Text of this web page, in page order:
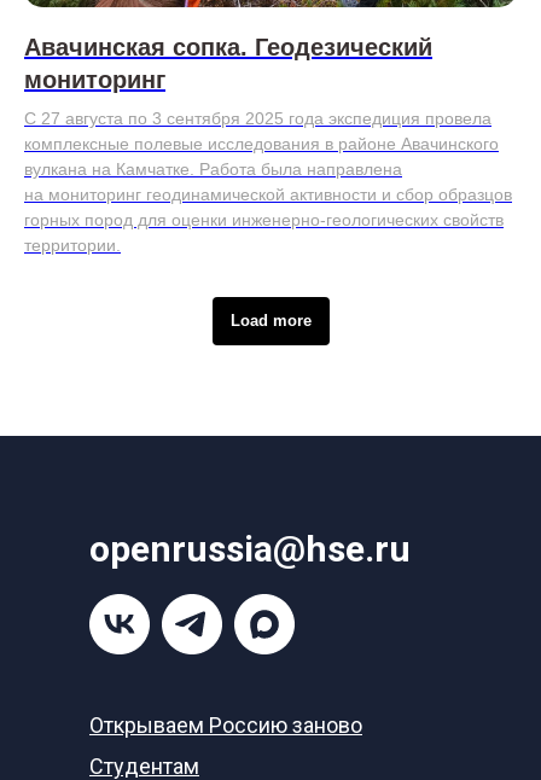
Авачинская сопка. Геодезический
мониторинг
С 27 августа по 3 сентября 2025 года экспедиция провела
комплексные полевые исследования в районе Авачинского
вулкана на Камчатке. Работа была направлена
на мониторинг геодинамической активности и сбор образцов
горных пород для оценки инженерно-геологических свойств
территории.
Load more
Открываем Россию заново
Студентам
openrussia@hse.ru